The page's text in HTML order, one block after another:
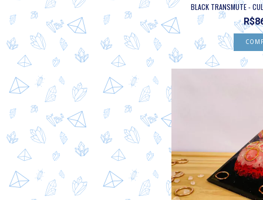
BLACK TRANSMUTE -